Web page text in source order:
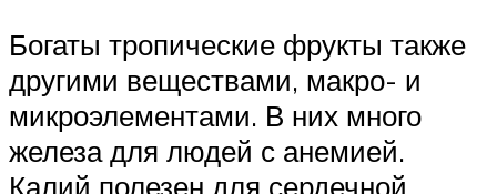
Богаты тропические фрукты также
другими веществами, макро- и
микроэлементами. В них много
железа для людей с анемией.
Калий полезен для сердечной